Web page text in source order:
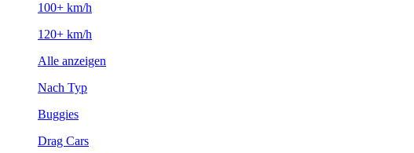
100+ km/h
120+ km/h
Alle anzeigen
Nach Typ
Buggies
Drag Cars